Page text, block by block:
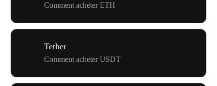
Comment acheter ETH
Tether
Comment acheter USDT